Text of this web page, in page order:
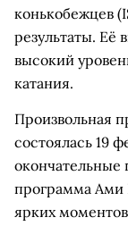
конькобежцев
результаты. Её
высокий
катания.
Произвольная
состоялась 19
окончательные
программа Ами
ярких